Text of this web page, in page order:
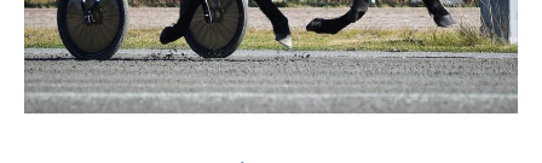
Om travskolan
Samarbetspartners
Licenskurser
Kursutbud och Aktiviteter